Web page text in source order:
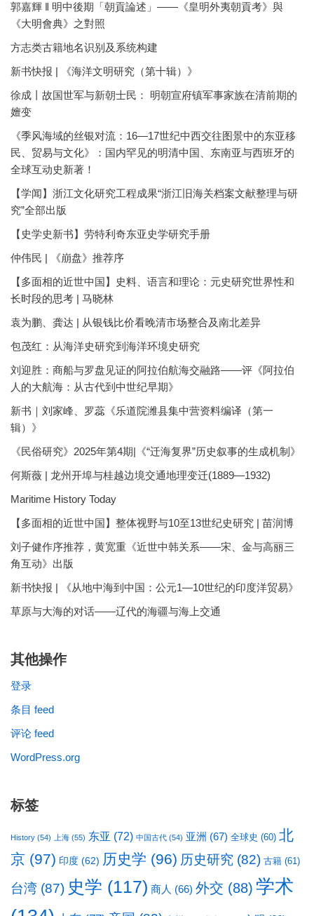
郭嘉輝 ‖ 明中後期「朝貢論述」——《皇明外夷朝貢考》與
《大明會典》之對照
方志类古籍地名识别及系统构建
新书快报 | 《海洋文明研究（第十辑）》
徐成丨故国世军与新朝士民： 明朝宣府镇军事家族在清前期的
嬗变
《季风海域的丝银对流：16—17世纪中西交往图景中的东亚移
民、贸易与文化》：国内罕见的明清中国、东南亚与西班牙的
全球互动史新著！
【学闻】浙江文化研究工程成果“浙江旧海关档案文献整理与研
究”全部出版
【史学史新书】劳特利奇东亚史学研究手册
仲伟民 | 《崩盘》推荐序
【多面相的近世中国】史料、语言和理论：元史研究世界性和
长时段的思考 | 马晓林
袁为鹏、龚达 | 从银钱比价看晚清市场整合及南北差异
包茂红：从海洋史研究到海洋环境史研究
刘迎胜：商船与罗盘见证的阿拉伯航海交融路——评《阿拉伯
人的大航海：从古代到中世纪早期》
新书｜刘家峰、罗蕊《乐道院潍县集中营资料编译（第一
辑）》
《民俗研究》2025年第4期|《“迁海复界”历史叙事的生成机制》
何斯薇 | 龙州开埠与桂越边境交通地理变迁(1889—1932)
Maritime History Today
【多面相的近世中国】整体视野与10至13世纪史研究 | 苗润博
刘子健作序推荐，黄宽重《近世中韩关系——宋、金与高丽三
角互动》出版
新书快报 | 《从地中海到中国：公元1—10世纪的印度洋贸易》
草原与大海的对话——辽代的海疆与海上交通
其他操作
登录
条目 feed
评论 feed
WordPress.org
标签
History (54) 上海 (55) 东亚 (72) 中国古代 (54) 亚洲 (67) 全球史 (60) 北
京 (97) 印度 (62) 历史学 (96) 历史研究 (82) 古籍 (61)
台湾 (87) 史学 (117) 商人 (66) 外交 (88) 学术